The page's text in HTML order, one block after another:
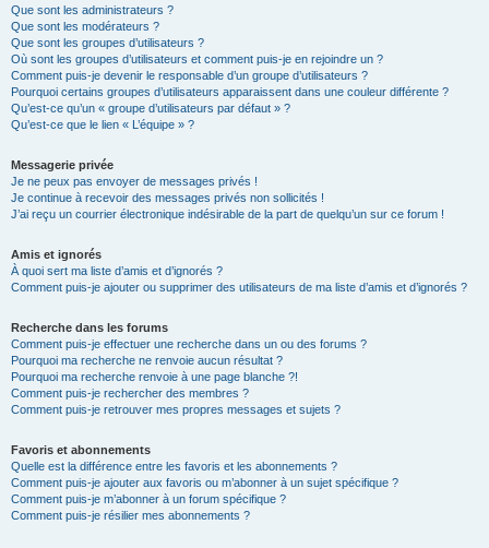
Que sont les administrateurs ?
Que sont les modérateurs ?
Que sont les groupes d’utilisateurs ?
Où sont les groupes d’utilisateurs et comment puis-je en rejoindre un ?
Comment puis-je devenir le responsable d’un groupe d’utilisateurs ?
Pourquoi certains groupes d’utilisateurs apparaissent dans une couleur différente ?
Qu’est-ce qu’un « groupe d’utilisateurs par défaut » ?
Qu’est-ce que le lien « L’équipe » ?
Messagerie privée
Je ne peux pas envoyer de messages privés !
Je continue à recevoir des messages privés non sollicités !
J’ai reçu un courrier électronique indésirable de la part de quelqu’un sur ce forum !
Amis et ignorés
À quoi sert ma liste d’amis et d’ignorés ?
Comment puis-je ajouter ou supprimer des utilisateurs de ma liste d’amis et d’ignorés ?
Recherche dans les forums
Comment puis-je effectuer une recherche dans un ou des forums ?
Pourquoi ma recherche ne renvoie aucun résultat ?
Pourquoi ma recherche renvoie à une page blanche ?!
Comment puis-je rechercher des membres ?
Comment puis-je retrouver mes propres messages et sujets ?
Favoris et abonnements
Quelle est la différence entre les favoris et les abonnements ?
Comment puis-je ajouter aux favoris ou m’abonner à un sujet spécifique ?
Comment puis-je m’abonner à un forum spécifique ?
Comment puis-je résilier mes abonnements ?